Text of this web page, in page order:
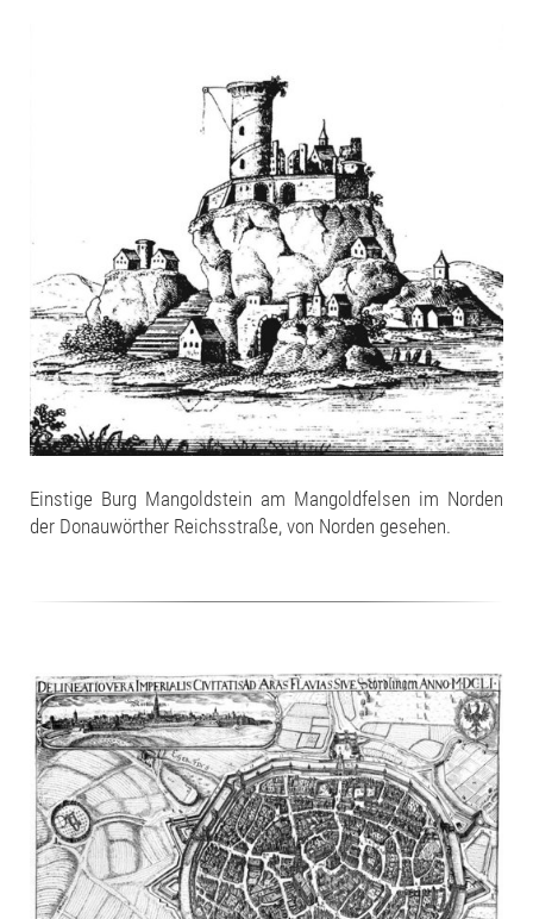
Einstige Burg Mangoldstein am Mangoldfelsen im Norden
der Donauwörther Reichsstraße, von Norden gesehen.